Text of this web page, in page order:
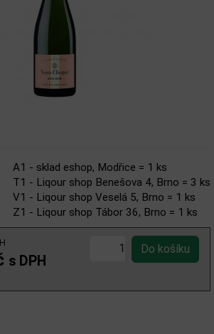
A1 - sklad eshop, Modřice = 1 ks
T1 - Liqour shop Benešova 4, Brno = 3 ks
V1 - Liqour shop Veselá 5, Brno = 1 ks
Z1 - Liqour shop Tábor 36, Brno = 1 ks
s DPH